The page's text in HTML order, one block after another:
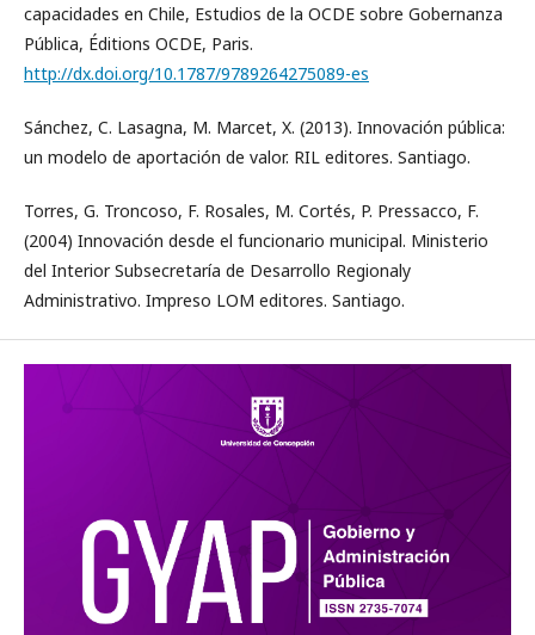
capacidades en Chile, Estudios de la OCDE sobre Gobernanza
Pública, Éditions OCDE, Paris.
http://dx.doi.org/10.1787/9789264275089-es
Sánchez, C. Lasagna, M. Marcet, X. (2013). Innovación pública:
un modelo de aportación de valor. RIL editores. Santiago.
Torres, G. Troncoso, F. Rosales, M. Cortés, P. Pressacco, F.
(2004) Innovación desde el funcionario municipal. Ministerio
del Interior Subsecretaría de Desarrollo Regionaly
Administrativo. Impreso LOM editores. Santiago.